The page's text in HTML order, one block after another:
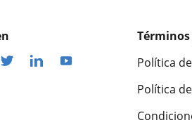
Política
Política